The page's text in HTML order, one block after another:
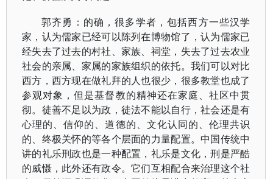
郭齐勇：的确，很多学者，包括西方一些汉学
家，认为儒家已经可以陈列在博物馆了，认为儒家已
经失去了过去的村社、家族、祠堂，失去了过去农业
社会的亲属、家属的家族组织的依托。我们可以对比
西方，西方现在做礼拜的人也很少，很多教堂也成了
参观对象，但是基督教的精神还在家庭、社区中贯
彻。徒善不足以为政，徒法不能以自行，社会还是有
心理的、信仰的、道德的、文化认同的、伦理共识
的、终极关怀的等各个层面的力量配置。中国传统中
讲的礼乐刑政也是一种配置，礼乐是文化，刑是严酷
的威慑，此外还有政令。它们互相配合来治理这个社